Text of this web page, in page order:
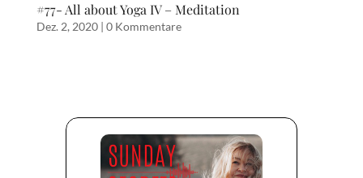
#77- All about Yoga IV – Meditation
Dez. 2, 2020| 0 Kommentare